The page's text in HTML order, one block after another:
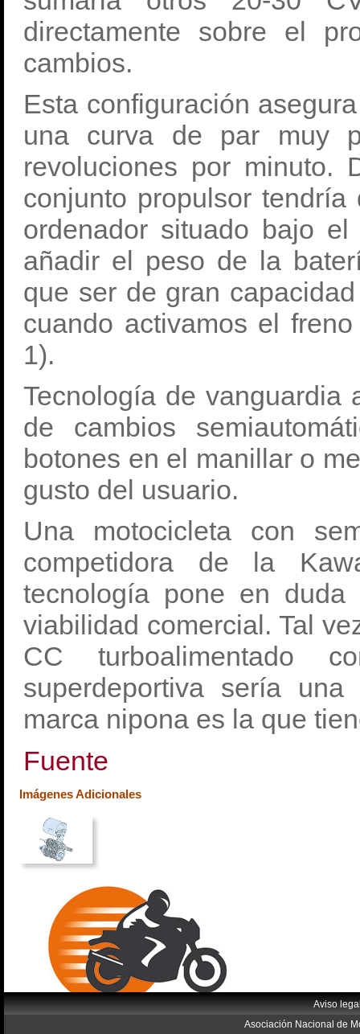
directamente sobre el
cambios.
Esta configuración
una curva de par muy
revoluciones por minuto.
conjunto propulsor
ordenador situado bajo
añadir el peso de la
que ser de gran
cuando activamos el
1).
Tecnología de
de cambios
botones en el manillar o
gusto del usuario.
Una motocicleta con
competidora de la
tecnología pone en
viabilidad comercial. Tal
CC turboalimentado
superdeportiva sería
marca nipona es la que
Fuente
Imágenes Adicionales
Aviso
Asociación Nacional de